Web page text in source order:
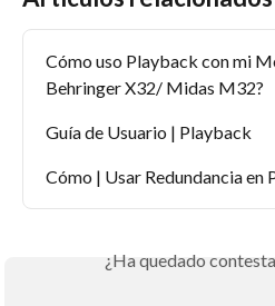
Cómo uso Playback con mi
Behringer X32/ Midas M32?
Guía de Usuario | Playback
Cómo | Usar Redundancia en
¿Ha quedado